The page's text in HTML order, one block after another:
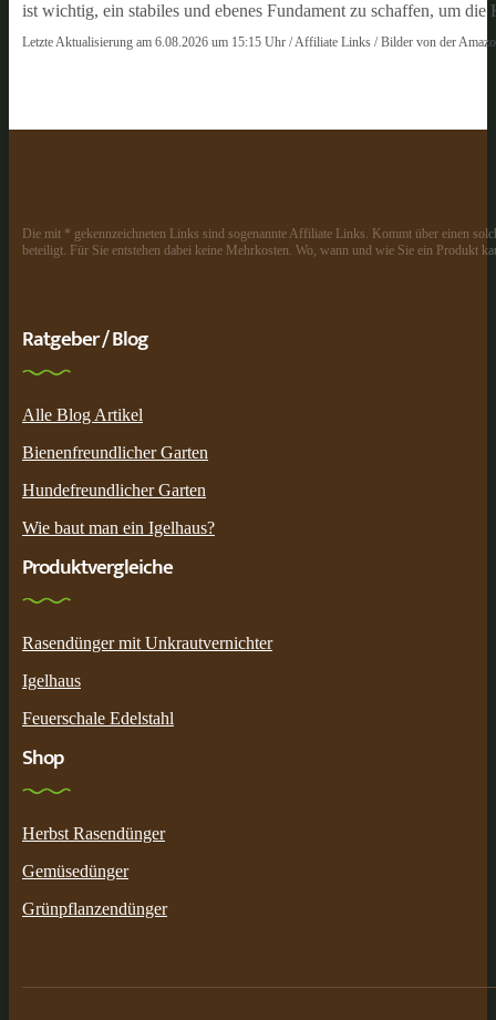
ist wichtig, ein stabiles und ebenes Fundament zu schaffen, um
Letzte Aktualisierung am 6.08.2026 um 15:15 Uhr / Affiliate Links / Bilder von der
Die mit * gekennzeichneten Links sind sogenannte Affiliate Links. Kommt über einen
beteiligt. Für Sie entstehen dabei keine Mehrkosten. Wo, wann und wie Sie ein Produkt
Ratgeber / Blog
Alle Blog Artikel
Bienenfreundlicher Garten
Hundefreundlicher Garten
Wie baut man ein Igelhaus?
Produktvergleiche
Rasendünger mit Unkrautvernichter
Igelhaus
Feuerschale Edelstahl
Shop
Herbst Rasendünger
Gemüsedünger
Grünpflanzendünger